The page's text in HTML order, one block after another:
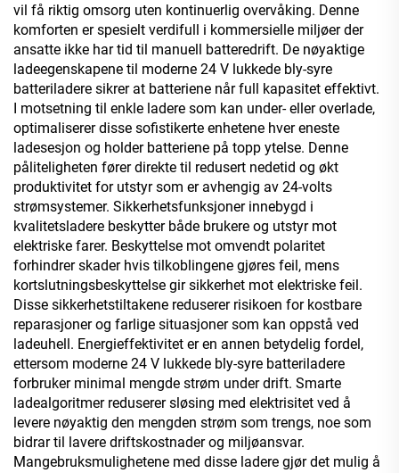
vil få riktig omsorg uten kontinuerlig overvåking. Denne
komforten er spesielt verdifull i kommersielle miljøer der
ansatte ikke har tid til manuell batteredrift. De nøyaktige
ladeegenskapene til moderne 24 V lukkede bly-syre
batteriladere sikrer at batteriene når full kapasitet effektivt.
I motsetning til enkle ladere som kan under- eller overlade,
optimaliserer disse sofistikerte enhetene hver eneste
ladesesjon og holder batteriene på topp ytelse. Denne
påliteligheten fører direkte til redusert nedetid og økt
produktivitet for utstyr som er avhengig av 24-volts
strømsystemer. Sikkerhetsfunksjoner innebygd i
kvalitetsladere beskytter både brukere og utstyr mot
elektriske farer. Beskyttelse mot omvendt polaritet
forhindrer skader hvis tilkoblingene gjøres feil, mens
kortslutningsbeskyttelse gir sikkerhet mot elektriske feil.
Disse sikkerhetstiltakene reduserer risikoen for kostbare
reparasjoner og farlige situasjoner som kan oppstå ved
ladeuhell. Energieffektivitet er en annen betydelig fordel,
ettersom moderne 24 V lukkede bly-syre batteriladere
forbruker minimal mengde strøm under drift. Smarte
ladealgoritmer reduserer sløsing med elektrisitet ved å
levere nøyaktig den mengden strøm som trengs, noe som
bidrar til lavere driftskostnader og miljøansvar.
Mangebruksmulighetene med disse ladere gjør det mulig å